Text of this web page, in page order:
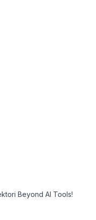
Beyond AI Tools!